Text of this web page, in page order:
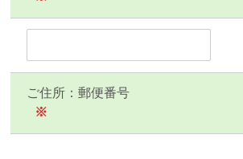
ご住所：郵便番号
※